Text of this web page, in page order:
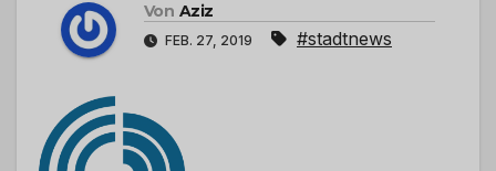
Von Aziz
FEB. 27, 2019 #stadtnews